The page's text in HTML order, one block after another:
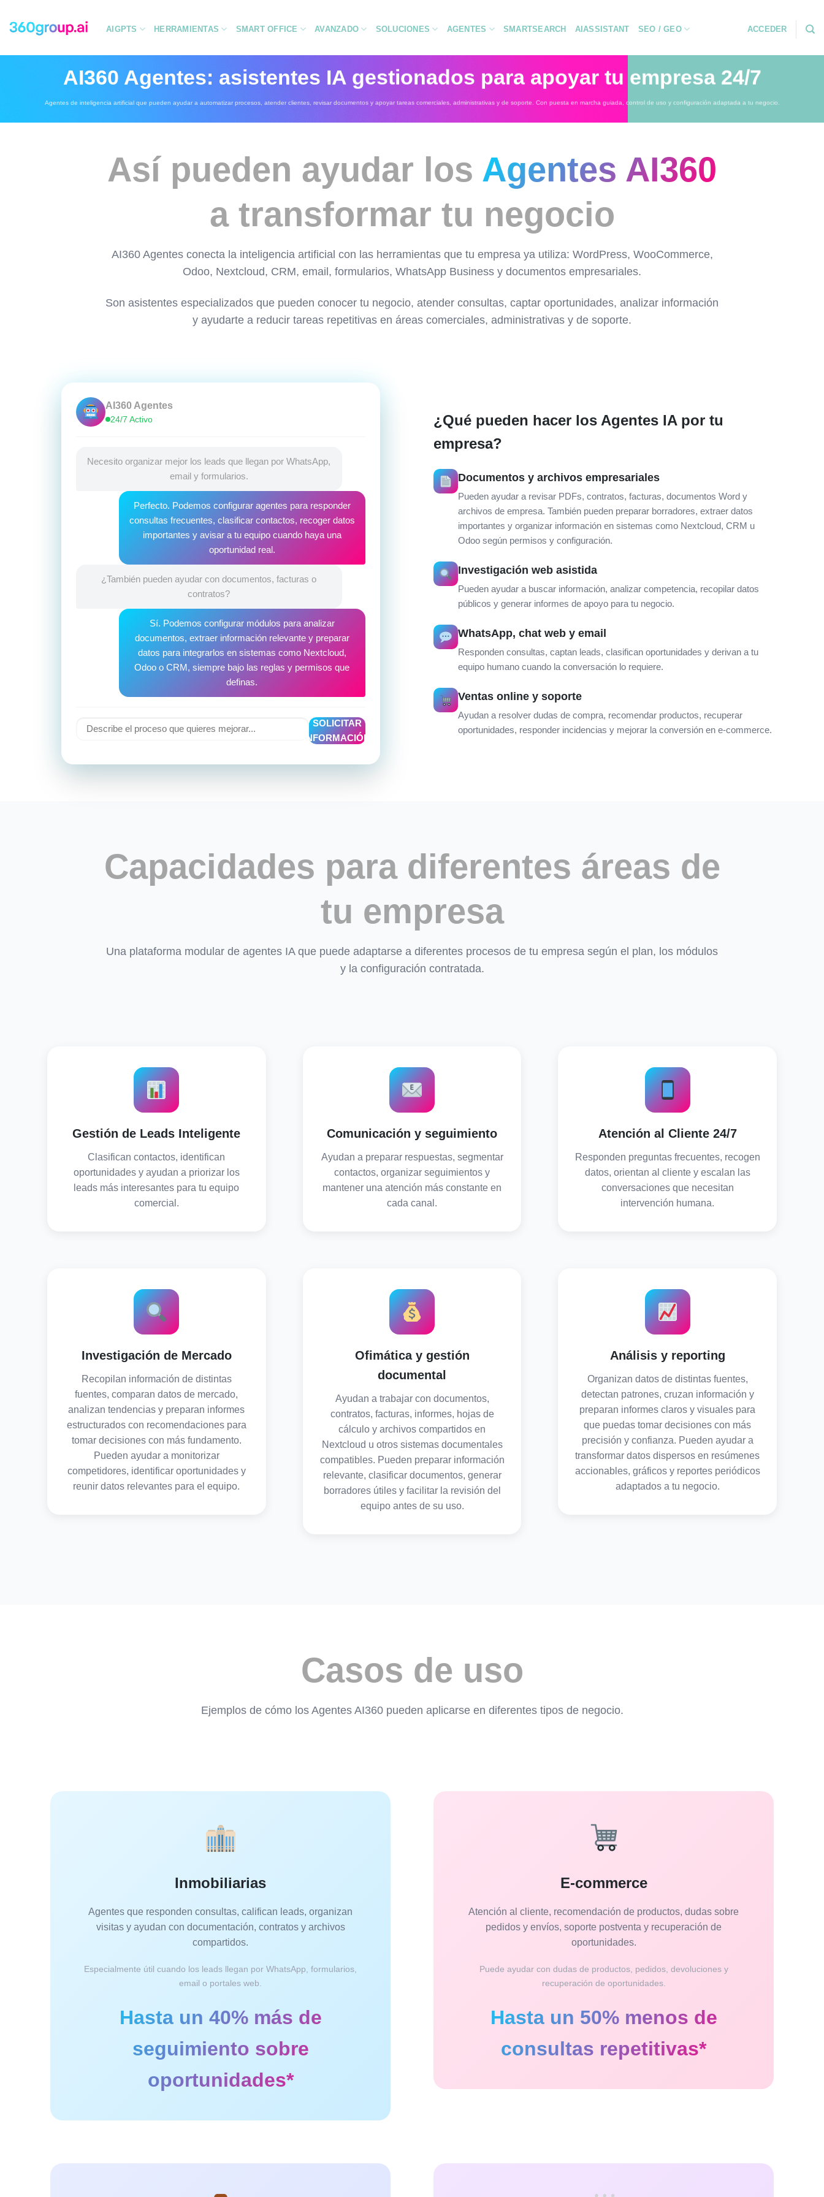
contenido
AIGPTS HERRAMIENTAS SMART OFFICE AVANZADO SOLUCIONES AGENTES SMARTSEARCH AIASSISTANT SEO / GEO ACCEDER
AI360 Agentes: asistentes IA gestionados para apoyar tu empresa 24/7
Agentes de inteligencia artificial que pueden ayudar a automatizar procesos, atender clientes, revisar documentos y apoyar tareas comerciales, administrativas y de soporte. Con puesta en marcha guiada, control de uso y configuración adaptada a tu negocio.
Así pueden ayudar los Agentes AI360
a transformar tu negocio
AI360 Agentes conecta la inteligencia artificial con las herramientas que tu empresa ya utiliza: WordPress, WooCommerce,
Odoo, Nextcloud, CRM, email, formularios, WhatsApp Business y documentos empresariales.
Son asistentes especializados que pueden conocer tu negocio, atender consultas, captar oportunidades, analizar información
y ayudarte a reducir tareas repetitivas en áreas comerciales, administrativas y de soporte.
AI360 Agentes
24/7 Activo
Necesito organizar mejor los leads que llegan por WhatsApp,
email y formularios.
Perfecto. Podemos configurar agentes para responder
consultas frecuentes, clasificar contactos, recoger datos
importantes y avisar a tu equipo cuando haya una
oportunidad real.
¿También pueden ayudar con documentos, facturas o
contratos?
Sí. Podemos configurar módulos para analizar
documentos, extraer información relevante y preparar
datos para integrarlos en sistemas como Nextcloud,
Odoo o CRM, siempre bajo las reglas y permisos que
definas.
SOLICITAR
INFORMACIÓN
¿Qué pueden hacer los Agentes IA por tu
empresa?
Documentos y archivos empresariales
Pueden ayudar a revisar PDFs, contratos, facturas, documentos Word y
archivos de empresa. También pueden preparar borradores, extraer datos
importantes y organizar información en sistemas como Nextcloud, CRM u
Odoo según permisos y configuración.
Investigación web asistida
Pueden ayudar a buscar información, analizar competencia, recopilar datos
públicos y generar informes de apoyo para tu negocio.
WhatsApp, chat web y email
Responden consultas, captan leads, clasifican oportunidades y derivan a tu
equipo humano cuando la conversación lo requiere.
Ventas online y soporte
Ayudan a resolver dudas de compra, recomendar productos, recuperar
oportunidades, responder incidencias y mejorar la conversión en e-commerce.
Capacidades para diferentes áreas de
tu empresa
Una plataforma modular de agentes IA que puede adaptarse a diferentes procesos de tu empresa según el plan, los módulos
y la configuración contratada.
Gestión de Leads Inteligente
Clasifican contactos, identifican
oportunidades y ayudan a priorizar los
leads más interesantes para tu equipo
comercial.
Comunicación y seguimiento
Ayudan a preparar respuestas, segmentar
contactos, organizar seguimientos y
mantener una atención más constante en
cada canal.
Atención al Cliente 24/7
Responden preguntas frecuentes, recogen
datos, orientan al cliente y escalan las
conversaciones que necesitan
intervención humana.
Investigación de Mercado
Recopilan información de distintas
fuentes, comparan datos de mercado,
analizan tendencias y preparan informes
estructurados con recomendaciones para
tomar decisiones con más fundamento.
Pueden ayudar a monitorizar
competidores, identificar oportunidades y
reunir datos relevantes para el equipo.
Ofimática y gestión
documental
Ayudan a trabajar con documentos,
contratos, facturas, informes, hojas de
cálculo y archivos compartidos en
Nextcloud u otros sistemas documentales
compatibles. Pueden preparar información
relevante, clasificar documentos, generar
borradores útiles y facilitar la revisión del
equipo antes de su uso.
Análisis y reporting
Organizan datos de distintas fuentes,
detectan patrones, cruzan información y
preparan informes claros y visuales para
que puedas tomar decisiones con más
precisión y confianza. Pueden ayudar a
transformar datos dispersos en resúmenes
accionables, gráficos y reportes periódicos
adaptados a tu negocio.
Casos de uso
Ejemplos de cómo los Agentes AI360 pueden aplicarse en diferentes tipos de negocio.
Inmobiliarias
Agentes que responden consultas, califican leads, organizan
visitas y ayudan con documentación, contratos y archivos
compartidos.
Especialmente útil cuando los leads llegan por WhatsApp, formularios,
email o portales web.
Hasta un 40% más de
seguimiento sobre
oportunidades*
E-commerce
Atención al cliente, recomendación de productos, dudas sobre
pedidos y envíos, soporte postventa y recuperación de
oportunidades.
Puede ayudar con dudas de productos, pedidos, devoluciones y
recuperación de oportunidades.
Hasta un 50% menos de
consultas repetitivas*